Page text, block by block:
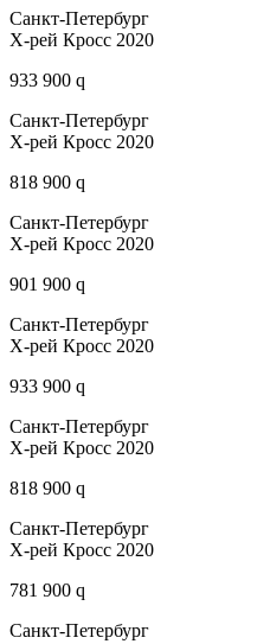
Санкт-Петербург
Х-рей Кросс 2020
933 900 q
Санкт-Петербург
Х-рей Кросс 2020
818 900 q
Санкт-Петербург
Х-рей Кросс 2020
901 900 q
Санкт-Петербург
Х-рей Кросс 2020
933 900 q
Санкт-Петербург
Х-рей Кросс 2020
818 900 q
Санкт-Петербург
Х-рей Кросс 2020
781 900 q
Санкт-Петербург